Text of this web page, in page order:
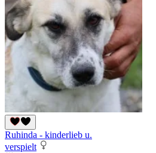
Ruhinda - kinderlieb u.
verspielt